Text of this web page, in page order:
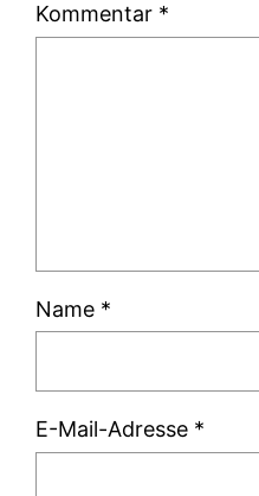
Kommentar *
Name *
E-Mail-Adresse *